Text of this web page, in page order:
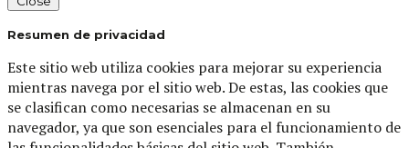
Resumen de privacidad
Este sitio web utiliza cookies para mejorar su experiencia
mientras navega por el sitio web. De estas, las cookies que
se clasifican como necesarias se almacenan en su
navegador, ya que son esenciales para el funcionamiento de